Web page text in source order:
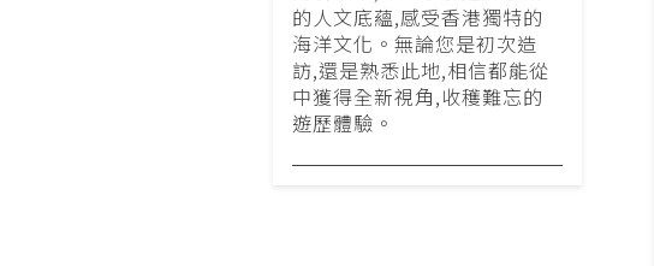
的人文底蘊,感受香港獨特的
海洋文化。無論您是初次造
訪,還是熟悉此地,相信都能從
中獲得全新視角,收穫難忘的
遊歷體驗。